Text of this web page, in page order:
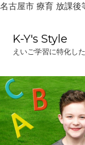
名古屋市 療育 放課
へ
ス
キ
ッ
プ
K-Y's Style
えいご学習に特化し